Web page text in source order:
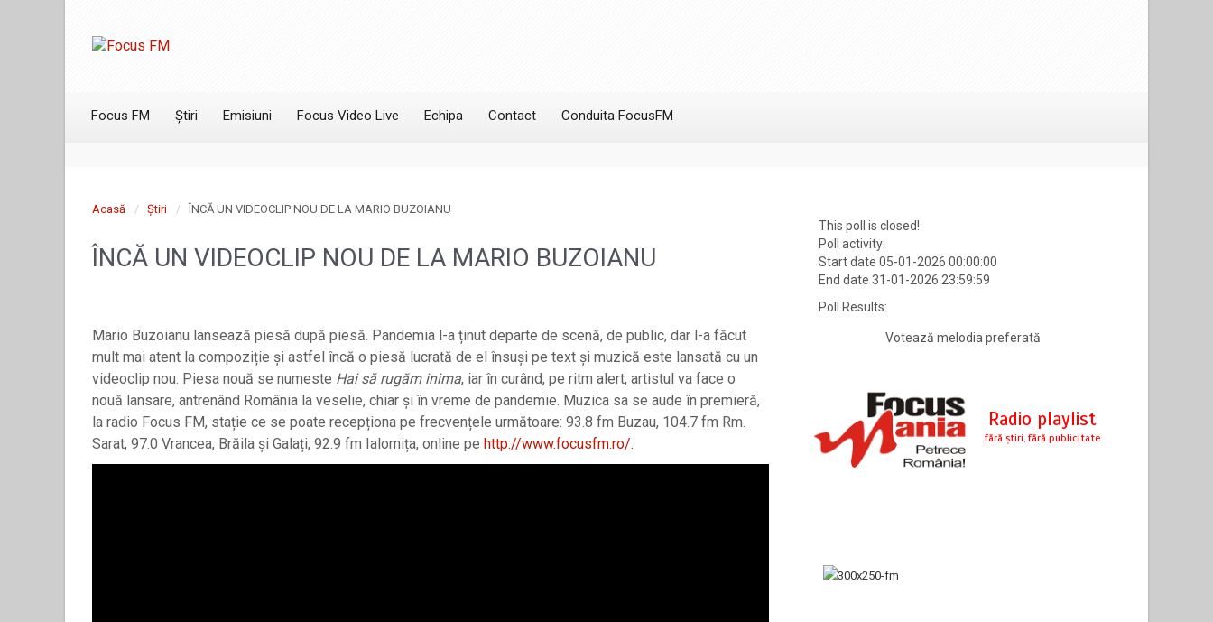
Focus FM Știri Emisiuni Focus Video Live Echipa Contact Conduita FocusFM
Acasă Știri ÎNCĂ UN VIDEOCLIP NOU DE LA MARIO BUZOIANU
ÎNCĂ UN VIDEOCLIP NOU DE LA MARIO BUZOIANU
Mario Buzoianu lansează piesă după piesă. Pandemia l-a ținut departe de scenă, de public, dar l-a făcut
mult mai atent la compoziție și astfel încă o piesă lucrată de el însuși pe text și muzică este lansată cu un
videoclip nou. Piesa nouă se numeste Hai să rugăm inima, iar în curând, pe ritm alert, artistul va face o
nouă lansare, antrenând România la veselie, chiar și în vreme de pandemie. Muzica sa se aude în premieră,
la radio Focus FM, stație ce se poate recepționa pe frecvențele următoare: 93.8 fm Buzau, 104.7 fm Rm.
Sarat, 97.0 Vrancea, Brăila și Galați, 92.9 fm Ialomița, online pe http://www.focusfm.ro/.
This poll is closed!
Poll activity:
Start date 05-01-2026 00:00:00
End date 31-01-2026 23:59:59
Poll Results:
Votează melodia preferată